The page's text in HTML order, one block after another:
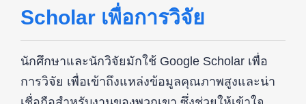
Scholar เพื่อการวิจัย
นักศึกษาและนักวิจัยมักใช้ Google Scholar เพื่อ
การวิจัย เพื่อเข้าถึงแหล่งข้อมูลคุณภาพสูงและน่า